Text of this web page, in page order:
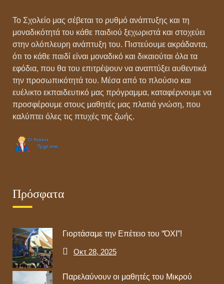
Το Σχολείο μας σέβεται το ρυθμό ανάπτυξης και τη
μοναδικότητά του κάθε παιδιού ξεχωριστά και στοχεύει
στην ολόπλευρη ανάπτυξη του. Πιστεύουμε ακράδαντα,
ότι το κάθε παιδί είναι μοναδικό και δικαιούται όλα τα
εφόδια, που θα του επιτρέψουν να αναπτύξει αυθεντικά
την προσωπικότητά του. Μέσα από το πλούσιο και
ευέλικτο εκπαιδευτικό μας πρόγραμμα, καταφέρνουμε να
προσφέρουμε στους μαθητές μας πλατιά γνώση, που
καλύπτει όλες τις πτυχές της ζωής.
Πρόσφατα
Γιορτάσαμε την Επέτειο του “ΌΧΙ”!
Οκτ 28, 2025
Παρελαύνουν οι μαθητές του Μικρού